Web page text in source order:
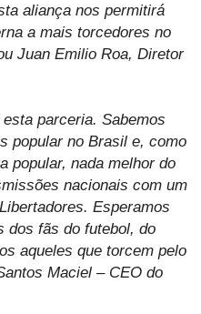
aliança nos permitirá
a mais torcedores no
Juan Emilio Roa, Diretor
parceria. Sabemos
popular no Brasil e, como
popular, nada melhor do
nacionais com um
Esperamos
dos fãs do futebol, do
aqueles que torcem pelo
Maciel – CEO do